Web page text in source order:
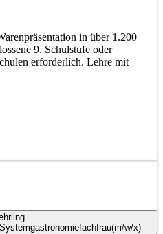
in über 1.200
9. Schulstufe oder
erforderlich. Lehre mit
(m/w/x)